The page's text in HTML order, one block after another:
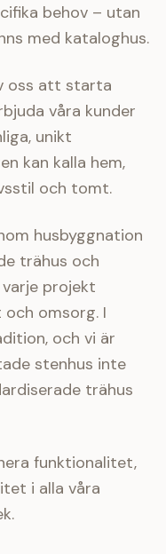
behov – utan
med kataloghus.
oss att starta
våra kunder
unikt
kan kalla hem,
och tomt.
husbyggnation
trähus och
projekt
omsorg. I
och vi är
stenhus inte
trähus
funktionalitet,
i alla våra